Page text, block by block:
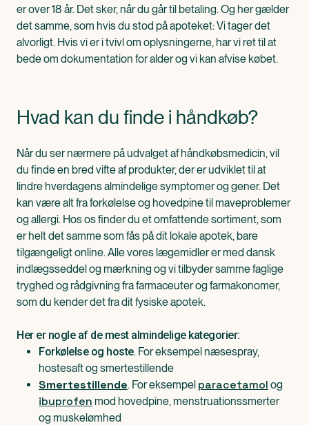
er over 18 år. Det sker, når du går til betaling. Og her gælder
det samme, som hvis du stod på apoteket: Vi tager det
alvorligt. Hvis vi er i tvivl om oplysningerne, har vi ret til at
bede om dokumentation for alder og vi kan afvise købet.
Hvad kan du finde i håndkøb?
Når du ser nærmere på udvalget af håndkøbsmedicin, vil
du finde en bred vifte af produkter, der er udviklet til at
lindre hverdagens almindelige symptomer og gener. Det
kan være alt fra forkølelse og hovedpine til maveproblemer
og allergi. Hos os finder du et omfattende sortiment, som
er helt det samme som fås på dit lokale apotek, bare
tilgængeligt online. Alle vores lægemidler er med dansk
indlægsseddel og mærkning og vi tilbyder samme faglige
tryghed og rådgivning fra farmaceuter og farmakonomer,
som du kender det fra dit fysiske apotek.
Her er nogle af de mest almindelige kategorier:
Forkølelse og hoste. For eksempel næsespray,
hostesaft og smertestillende
Smertestillende. For eksempel paracetamol og
ibuprofen mod hovedpine, menstruationssmerter
og muskelømhed